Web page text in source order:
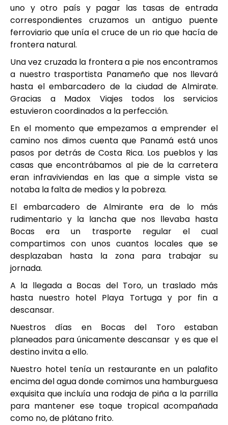
uno y otro país y pagar las tasas de entrada
correspondientes cruzamos un antiguo puente
ferroviario que unía el cruce de un rio que hacía de
frontera natural.
Una vez cruzada la frontera a pie nos encontramos
a nuestro trasportista Panameño que nos llevará
hasta el embarcadero de la ciudad de Almirate.
Gracias a Madox Viajes todos los servicios
estuvieron coordinados a la perfección.
En el momento que empezamos a emprender el
camino nos dimos cuenta que Panamá está unos
pasos por detrás de Costa Rica. Los pueblos y las
casas que encontrábamos al pie de la carretera
eran infraviviendas en las que a simple vista se
notaba la falta de medios y la pobreza.
El embarcadero de Almirante era de lo más
rudimentario y la lancha que nos llevaba hasta
Bocas era un trasporte regular el cual
compartimos con unos cuantos locales que se
desplazaban hasta la zona para trabajar su
jornada.
A la llegada a Bocas del Toro, un traslado más
hasta nuestro hotel Playa Tortuga y por fin a
descansar.
Nuestros días en Bocas del Toro estaban
planeados para únicamente descansar y es que el
destino invita a ello.
Nuestro hotel tenía un restaurante en un palafito
encima del agua donde comimos una hamburguesa
exquisita que incluía una rodaja de piña a la parrilla
para mantener ese toque tropical acompañada
como no, de plátano frito.